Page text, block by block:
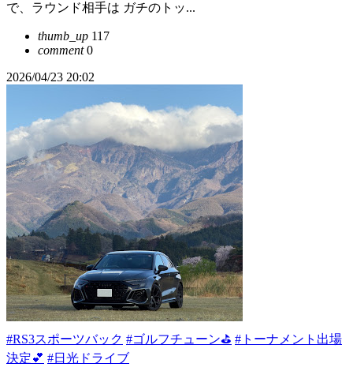
で、ラウンド相手は ガチのトッ...
thumb_up 117
comment0
2026/04/23 20:02
#RS3スポーツバック #ゴルフチューン⛳ #トーナメント出場
決定💕 #日光ドライブ